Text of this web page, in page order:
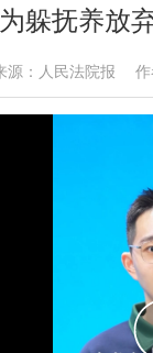
为躲抚养放
源：人民法院报